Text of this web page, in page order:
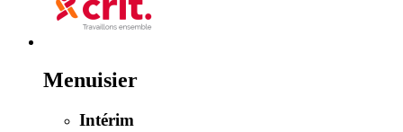
Menuisier
Intérim